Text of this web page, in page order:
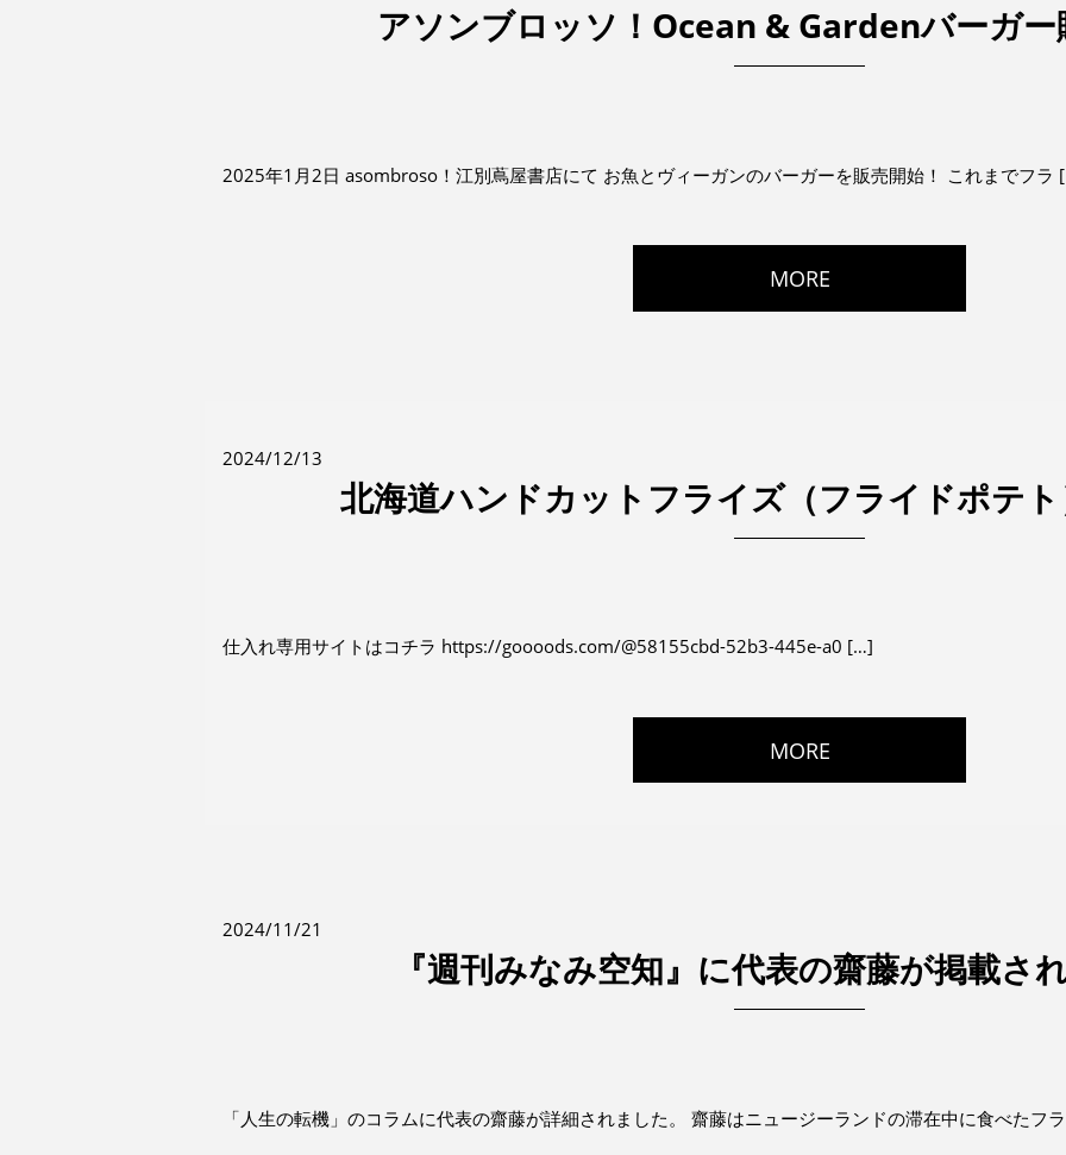
アソンブロッソ！Ocean & Gardenバーガー
2025年1月2日 asombroso！江別蔦屋書店にて お魚とヴィーガンのバーガーを販売開始！ これまでフラ
MORE
2024/12/13
北海道ハンドカットフライズ（フライドポテ
仕入れ専用サイトはコチラ https://goooods.com/@58155cbd-52b3-445e-a0 […]
MORE
2024/11/21
『週刊みなみ空知』に代表の齋藤が掲載さ
「人生の転機」のコラムに代表の齋藤が詳細されました。 齋藤はニュージーランドの滞在中に食べたフ